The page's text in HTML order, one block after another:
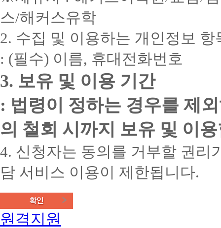
스/해커스유학
2. 수집 및 이용하는 개인정보 항
: (필수) 이름, 휴대전화번호
3. 보유 및 이용 기간
: 법령이 정하는 경우를 제
의 철회 시까지 보유 및 이
4. 신청자는 동의를 거부할 권리
담 서비스 이용이 제한됩니다.
원격지원